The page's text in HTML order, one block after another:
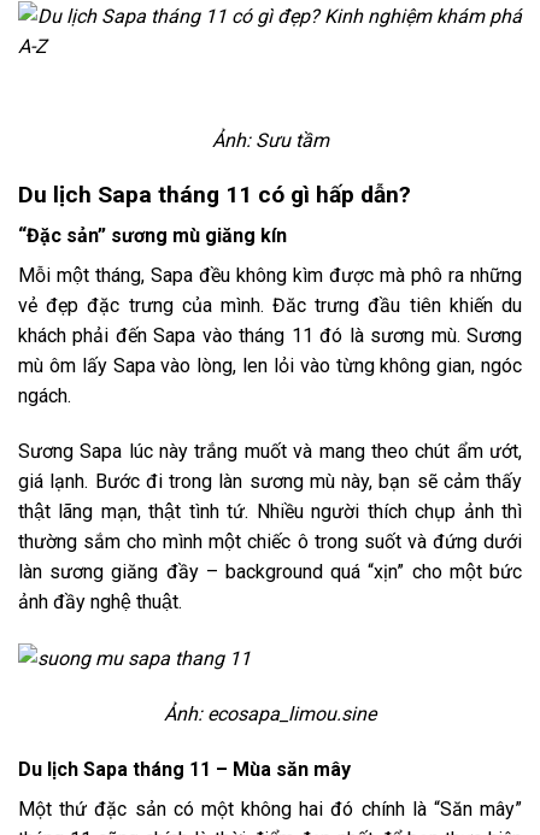
Ảnh: Sưu tầm
Du lịch Sapa tháng 11 có gì hấp dẫn?
“Đặc sản” sương mù giăng kín
Mỗi một tháng, Sapa đều không kìm được mà phô ra những
vẻ đẹp đặc trưng của mình. Đăc trưng đầu tiên khiến du
khách phải đến Sapa vào tháng 11 đó là sương mù. Sương
mù ôm lấy Sapa vào lòng, len lỏi vào từng không gian, ngóc
ngách.
Sương Sapa lúc này trắng muốt và mang theo chút ẩm ướt,
giá lạnh. Bước đi trong làn sương mù này, bạn sẽ cảm thấy
thật lãng mạn, thật tình tứ. Nhiều người thích chụp ảnh thì
thường sắm cho mình một chiếc ô trong suốt và đứng dưới
làn sương giăng đầy – background quá “xịn” cho một bức
ảnh đầy nghệ thuật.
Ảnh: ecosapa_limou.sine
Du lịch Sapa tháng 11 – Mùa săn mây
Một thứ đặc sản có một không hai đó chính là “Săn mây”